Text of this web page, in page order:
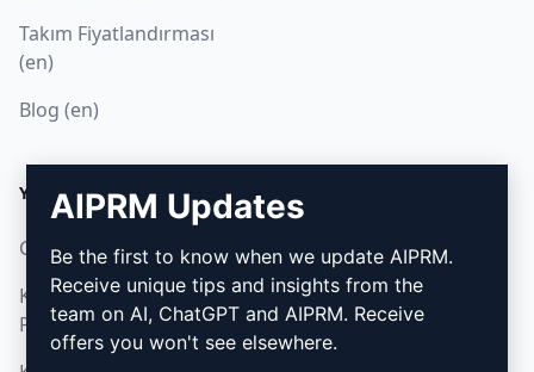
Takım Fiyatlandırması
(en)
Blog (en)
YASAL
Gizlilik Politikası (en)
Kabul Edilebilir Kullanım
Politikası (en)
Nasıl kurulur
Google Chrome (en)
Microsoft Edge (en)
AIPRM Updates
Be the first to know when we update AIPRM.
Receive unique tips and insights from the
team on AI, ChatGPT and AIPRM. Receive
offers you won't see elsewhere.